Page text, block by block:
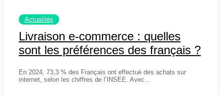
Actualités
Livraison e-commerce : quelles
sont les préférences des français ?
En 2024, 73,3 % des Français ont effectué des achats sur
internet, selon les chiffres de l’INSEE. Avec...